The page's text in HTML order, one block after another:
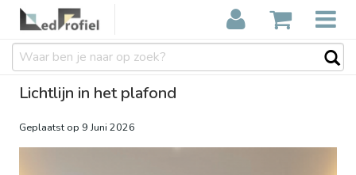
Lichtlijn in het plafond
Geplaatst op 9 Juni 2026